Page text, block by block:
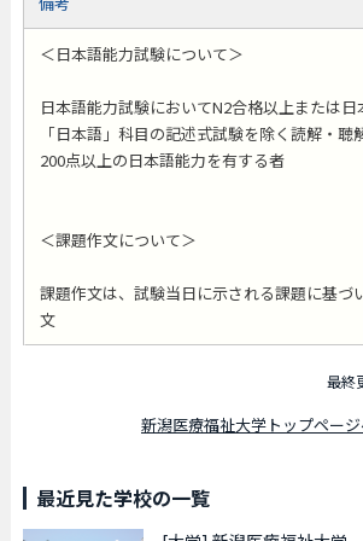
＜日本語能力試験について＞
日本語能力試験においてN2合格以上または
「日本語」科目の記述式試験を除く読解・聴
200点以上の日本語能力を有する者
＜課題作文について＞
課題作文は、試験当日に示される課題に基づ
文
最終
新潟医療福祉大学トップペー
最近見た学校の一覧